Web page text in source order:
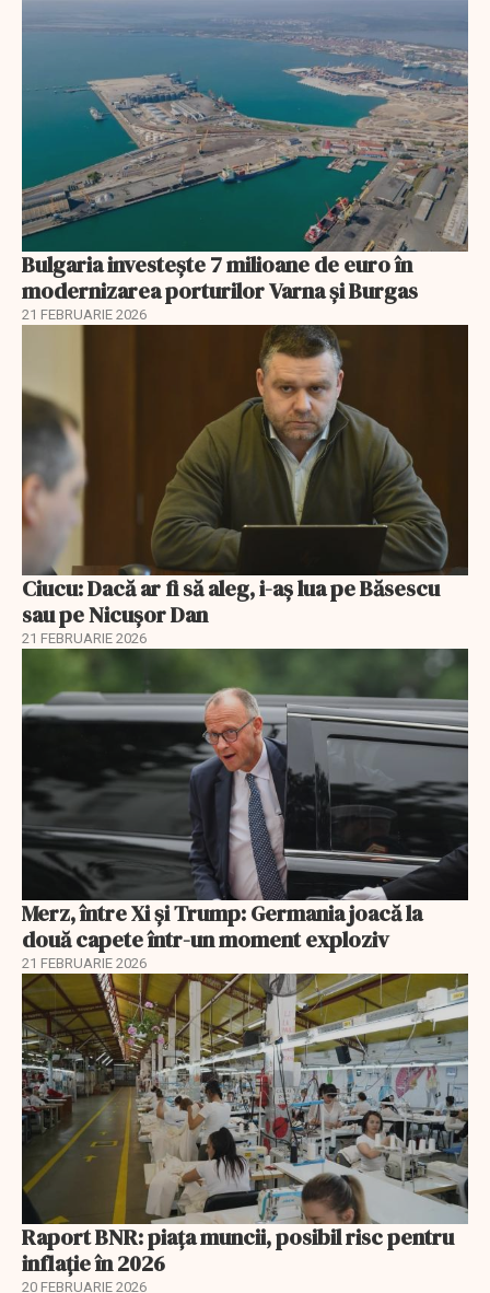
Bulgaria investește 7 milioane de euro în
modernizarea porturilor Varna și Burgas
21 FEBRUARIE 2026
Ciucu: Dacă ar fi să aleg, i-aș lua pe Băsescu
sau pe Nicușor Dan
21 FEBRUARIE 2026
Merz, între Xi și Trump: Germania joacă la
două capete într-un moment exploziv
21 FEBRUARIE 2026
Raport BNR: piața muncii, posibil risc pentru
inflație în 2026
20 FEBRUARIE 2026